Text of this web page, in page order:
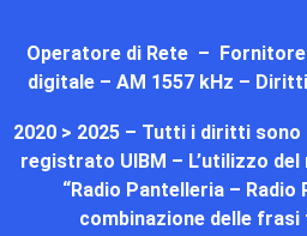
Operatore di Rete –
digitale – AM 1557 kHz –
2020 > 2025 – Tutti i diritti
registrato UIBM – L’utilizzo
“Radio Pantelleria – Radio
combinazione delle